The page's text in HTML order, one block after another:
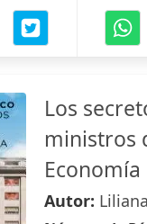
Los
ministros
Economía
Autor: